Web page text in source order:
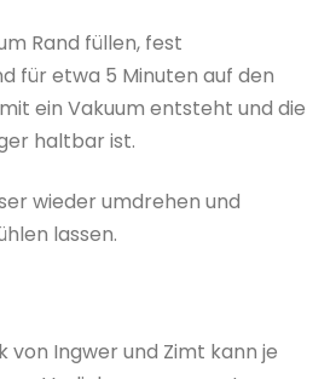
Rand füllen, fest
für etwa 5 Minuten auf den
ein Vakuum entsteht und die
haltbar ist.
wieder umdrehen und
lassen.
von Ingwer und Zimt kann je